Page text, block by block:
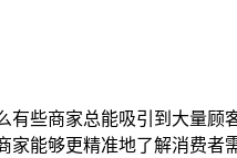
些商家总能吸引到大量顾
能够更精准地了解消费者